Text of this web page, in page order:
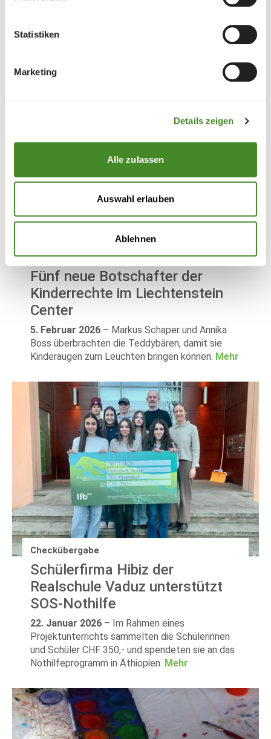
Statistiken
Marketing
Details zeigen
Alle zulassen
Auswahl erlauben
Ablehnen
Mutter-Kind-Therapie
Die Tschütscher Zahnärzte
AG engagierte sich auch im vergangenen Jahr und
Finn & Fina
Fünf neue Botschafter der
Kinderrechte im Liechtenstein
Center
5. Februar 2026 – Markus Schaper und Annika
Boss überbrachten die Teddybären, damit sie
Kinderaugen zum Leuchten bringen können. Mehr
Checkübergabe
Schülerfirma Hibiz der
Realschule Vaduz unterstützt
SOS-Nothilfe
22. Januar 2026 – Im Rahmen eines
Projektunterrichts sammelten die Schülerinnen
und Schüler CHF 350,- und spendeten sie an das
Nothilfeprogramm in Äthiopien. Mehr